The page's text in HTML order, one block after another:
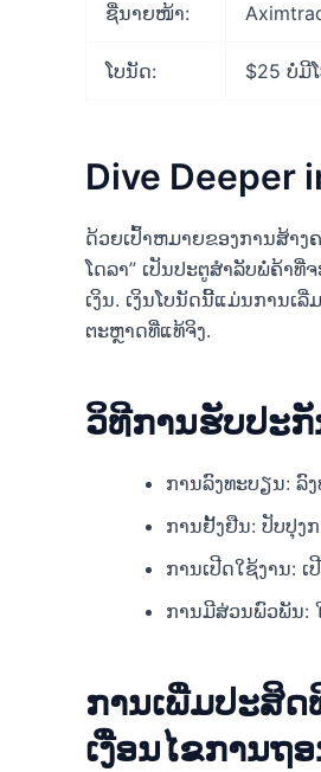
ຊື່ນາຍໜ້າ:
ໂບນັດ: $25 ບໍ່ມີ
Dive Deeper
ດ້ວຍເປົ້າຫມາຍຂອງການສ້າງ
ໂດລາ” ເປັນປະຕູສໍາລັບພໍ່ຄ້າທີ່
ເງິນ. ເງິນໂບນັດນີ້ແມ່ນການເ
ຕະຫຼາດທີ່ແທ້ຈິງ.
ວິທີການຮັບປະກັ
ການລົງທະບຽນ: ລົ
ການຢັ້ງຢືນ: ປັບປຸງ
ການເປີດໃຊ້ງານ:
ການມີສ່ວນພົວພັນ:
ການເພີ່ມປະສິ
ເງື່ອນໄຂການຖອ